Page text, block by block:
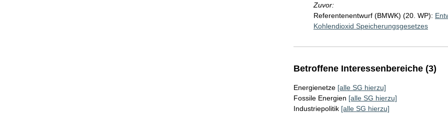
Zuvor:
Referentenentwurf (BMWK) (20. WP):
Kohlendioxid Speicherungsgesetzes
Betroffene Interessenbereiche (3)
Energienetze [alle SG hierzu]
Fossile Energien [alle SG hierzu]
Industriepolitik [alle SG hierzu]